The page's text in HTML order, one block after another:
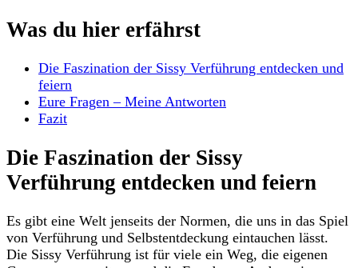
Was du⁤ hier erfährst
Die Faszination der Sissy Verführung⁣ entdecken und‍
feiern
Eure Fragen – Meine Antworten
Fazit
Die​ Faszination der Sissy
Verführung entdecken und feiern
Es gibt eine Welt jenseits der Normen, die uns⁤ in das Spiel
von⁤ Verführung und Selbstentdeckung eintauchen lässt.
Die Sissy Verführung ist für viele ein Weg, die eigenen